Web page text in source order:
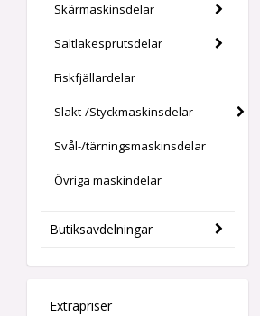
Skärmaskinsdelar
Saltlakesprutsdelar
Fiskfjällardelar
Slakt-/Styckmaskinsdelar
Svål-/tärningsmaskinsdelar
Övriga maskindelar
Butiksavdelningar
Extrapriser